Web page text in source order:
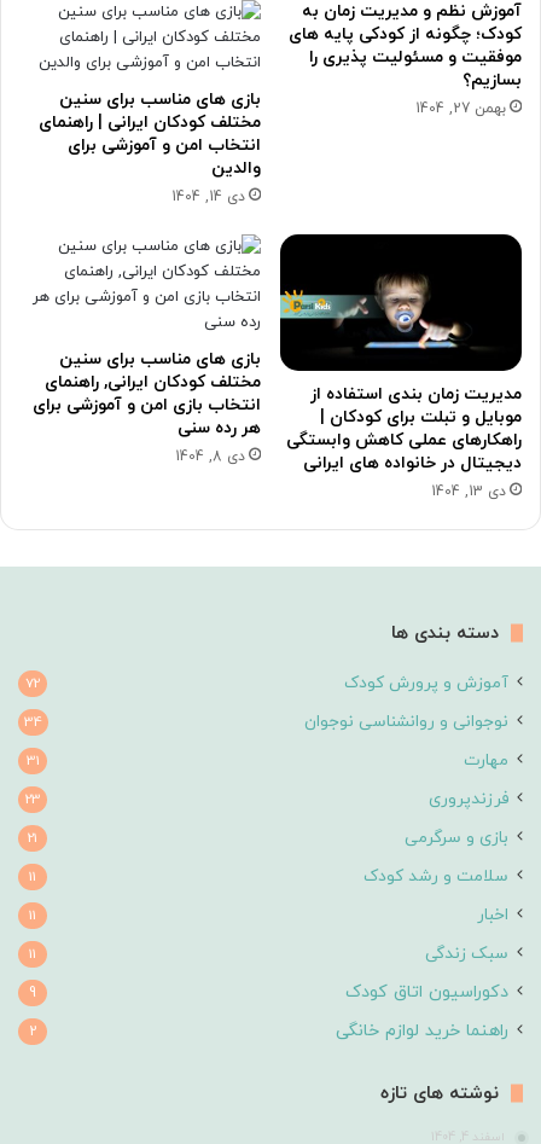
آموزش نظم و مدیریت زمان به
کودک؛ چگونه از کودکی پایه های
موفقیت و مسئولیت پذیری را
بسازیم؟
بهمن 27, 1404
بازی های مناسب برای سنین
مختلف کودکان ایرانی | راهنمای
انتخاب امن و آموزشی برای
والدین
دی 14, 1404
مدیریت زمان بندی استفاده از
موبایل و تبلت برای کودکان |
راهکارهای عملی کاهش وابستگی
دیجیتال در خانواده های ایرانی
دی 13, 1404
بازی های مناسب برای سنین
مختلف کودکان ایرانی, راهنمای
انتخاب بازی امن و آموزشی برای
هر رده سنی
دی 8, 1404
دسته بندی ها
آموزش و پرورش کودک 72
نوجوانی و روانشناسی نوجوان 34
مهارت 31
فرزندپروری 23
بازی و سرگرمی 21
سلامت و رشد کودک 11
اخبار 11
سبک زندگی 11
دکوراسیون اتاق کودک 9
راهنما خرید لوازم خانگی 2
نوشته های تازه
اسفند 4, 1404